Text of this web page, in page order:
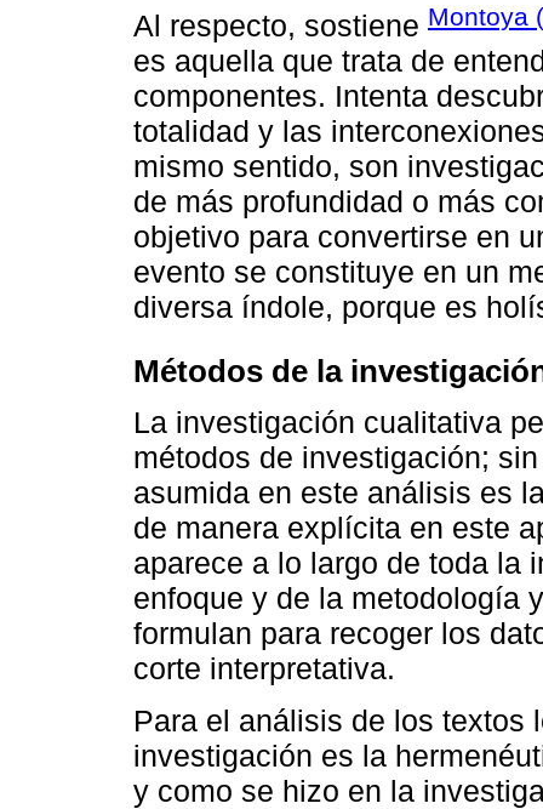
Al respecto, sostiene Montoya
es aquella que trata de
componentes. Intenta
totalidad y las
mismo sentido, son
de más profundidad o más
objetivo para convertirse en
evento se constituye en un
diversa índole, porque es
Métodos de la
La investigación cualitativa
métodos de investigación;
asumida en este análisis es
de manera explícita en este
aparece a lo largo de toda la
enfoque y de la metodología
formulan para recoger los
corte interpretativa.
Para el análisis de los textos
investigación es la
y como se hizo en la